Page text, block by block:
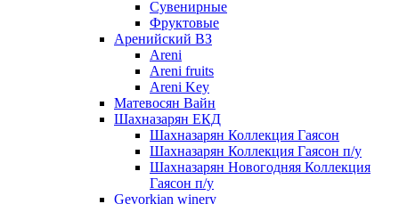
Сувенирные
Фруктовые
Аренийский ВЗ
Areni
Areni fruits
Areni Key
Матевосян Вайн
Шахназарян ЕКД
Шахназарян Коллекция Гаясон
Шахназарян Коллекция Гаясон п/у
Шахназарян Новогодняя Коллекция
Гаясон п/у
Gevorkian winery